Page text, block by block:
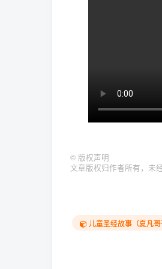
© 版权声明
文章版权归作者所有，未
儿童圣经故事（夏凡哥